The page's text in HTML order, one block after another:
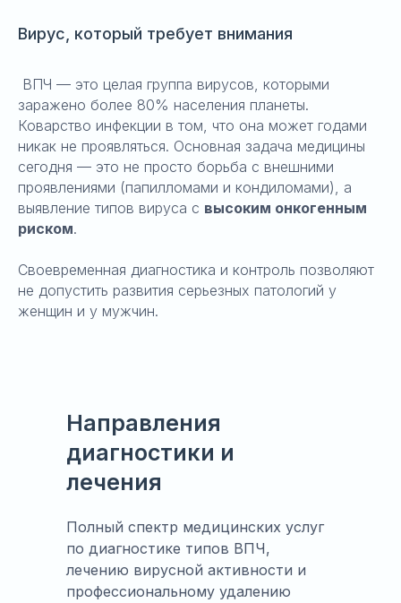
Вирус, который требует внимания
ВПЧ — это целая группа вирусов, которыми
заражено более 80% населения планеты.
Коварство инфекции в том, что она может годами
никак не проявляться. Основная задача медицины
сегодня — это не просто борьба с внешними
проявлениями (папилломами и кондиломами), а
выявление типов вируса с высоким онкогенным
риском.
Своевременная диагностика и контроль позволяют
не допустить развития серьезных патологий у
женщин и у мужчин.
Направления
диагностики и
лечения
Полный спектр медицинских услуг
по диагностике типов ВПЧ,
лечению вирусной активности и
профессиональному удалению